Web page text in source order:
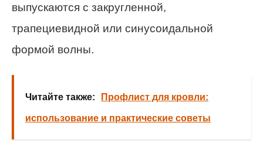
выпускаются с закругленной,
трапециевидной или синусоидальной
формой волны.
Читайте также: Профлист для кровли:
использование и практические советы